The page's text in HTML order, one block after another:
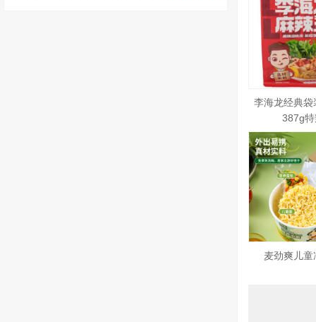
李海龙经典袋
387g特
麦劲爽儿童